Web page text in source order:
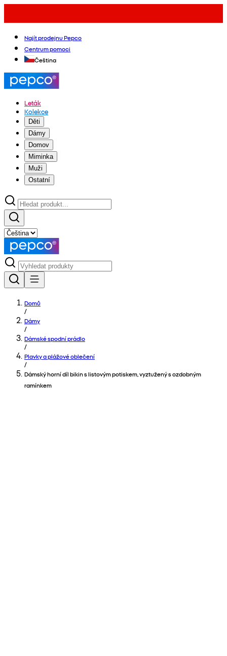
Najít prodejnu Pepco
Centrum pomoci
Čeština
Leták
Kolekce
Děti
Dámy
Domov
Miminka
Muži
Ostatní
Domů
/
Dámy
/
Dámské spodní prádlo
/
Plavky a plážové oblečení
/
Dámský horní díl bikin s listovým potiskem, vyztužený s ozdobným
ramínkem